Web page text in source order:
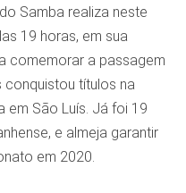
Samba realiza neste
19 horas, em sua
comemorar a passagem
títulos na
em São Luís. Já foi 19
e almeja garantir
em 2020.